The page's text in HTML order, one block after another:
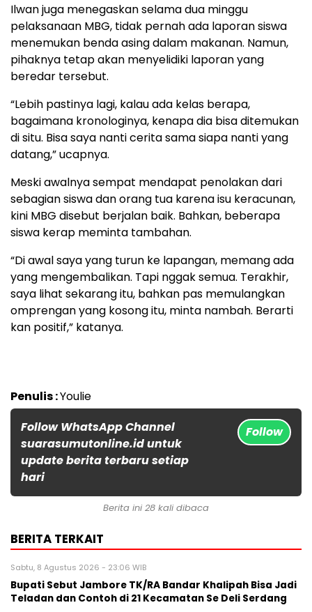
Ilwan juga menegaskan selama dua minggu
pelaksanaan MBG, tidak pernah ada laporan siswa
menemukan benda asing dalam makanan. Namun,
pihaknya tetap akan menyelidiki laporan yang
beredar tersebut.
“Lebih pastinya lagi, kalau ada kelas berapa,
bagaimana kronologinya, kenapa dia bisa ditemukan
di situ. Bisa saya nanti cerita sama siapa nanti yang
datang,” ucapnya.
Meski awalnya sempat mendapat penolakan dari
sebagian siswa dan orang tua karena isu keracunan,
kini MBG disebut berjalan baik. Bahkan, beberapa
siswa kerap meminta tambahan.
“Di awal saya yang turun ke lapangan, memang ada
yang mengembalikan. Tapi nggak semua. Terakhir,
saya lihat sekarang itu, bahkan pas memulangkan
omprengan yang kosong itu, minta nambah. Berarti
kan positif,” katanya.
Penulis :Youlie
Follow WhatsApp Channel
suarasumutonline.id untuk
update berita terbaru setiap
hari
Follow
Berita ini 28 kali dibaca
BERITA TERKAIT
Sabtu, 8 Agustus 2026 - 23:06 WIB
Bupati Sebut Jambore TK/RA Bandar Khalipah Bisa Jadi
Teladan dan Contoh di 21 Kecamatan Se Deli Serdang